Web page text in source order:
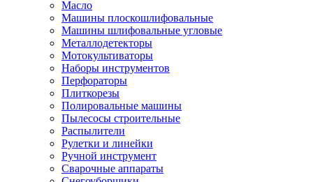
Масло
Машины плоскошлифовальные
Машины шлифовальные угловые
Металлодетекторы
Мотокультиваторы
Наборы инструментов
Перфораторы
Плиткорезы
Полировальные машины
Пылесосы строительные
Распылители
Рулетки и линейки
Ручной инструмент
Сварочные аппараты